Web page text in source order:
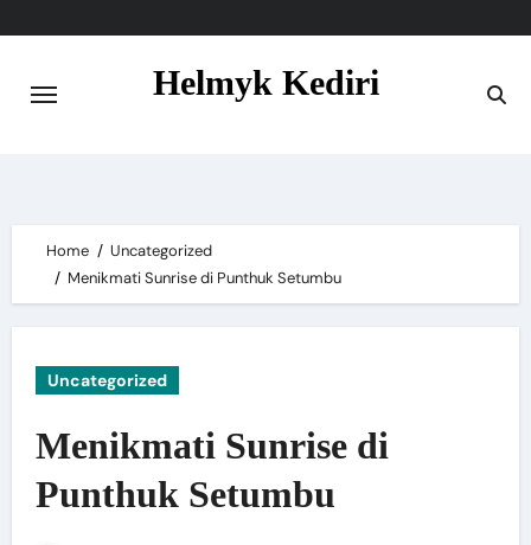
content
Helmyk Kediri
Home
Uncategorized
Menikmati Sunrise di Punthuk Setumbu
Uncategorized
Menikmati Sunrise di
Punthuk Setumbu